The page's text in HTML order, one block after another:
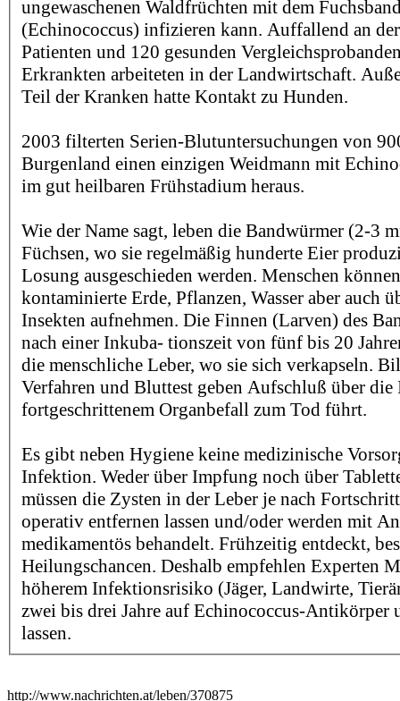
ungewaschenen Waldfrüchten mit dem
(Echinococcus) infizieren kann. Auffallend an
Patienten und 120 gesunden
Erkrankten arbeiteten in der Landwirtschaft.
Teil der Kranken hatte Kontakt zu Hunden.
2003 filterten Serien-Blutuntersuchungen von
Burgenland einen einzigen Weidmann mit
im gut heilbaren Frühstadium heraus.
Wie der Name sagt, leben die Bandwürmer (2-3
Füchsen, wo sie regelmäßig hunderte Eier
Losung ausgeschieden werden. Menschen
kontaminierte Erde, Pflanzen, Wasser aber auch
Insekten aufnehmen. Die Finnen (Larven) des
nach einer Inkuba- tionszeit von fünf bis 20
die menschliche Leber, wo sie sich verkapseln.
Verfahren und Bluttest geben Aufschluß über
fortgeschrittenem Organbefall zum Tod führt.
Es gibt neben Hygiene keine medizinische
Infektion. Weder über Impfung noch über
müssen die Zysten in der Leber je nach
operativ entfernen lassen und/oder werden mit
medikamentös behandelt. Frühzeitig entdeckt,
Heilungschancen. Deshalb empfehlen Experten
höherem Infektionsrisiko (Jäger, Landwirte,
zwei bis drei Jahre auf Echinococcus-Antikörper
lassen.
http://www.nachrichten.at/leben/370875